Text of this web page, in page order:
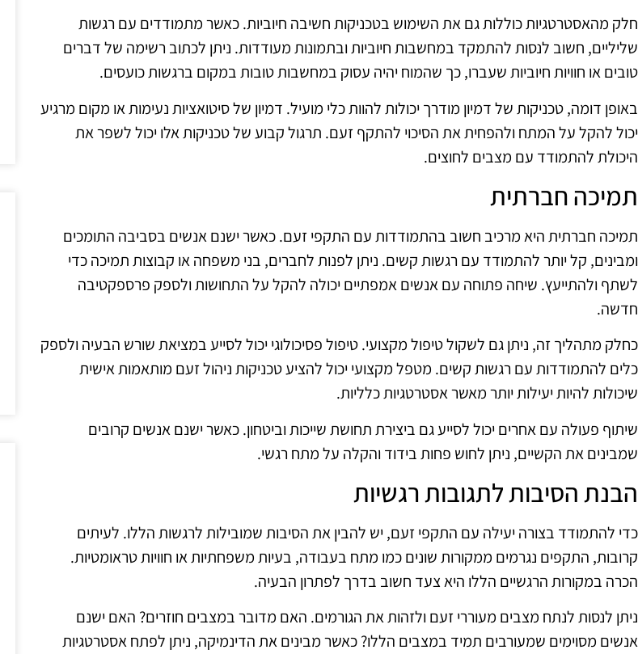
חלק מהאסטרטגיות כוללות גם את השימוש בטכניקות חשיבה חיוביות. כאשר מתמודדים עם רגשות
שליליים, חשוב לנסות להתמקד במחשבות חיוביות ובתמונות מעודדות. ניתן לכתוב רשימה של דברים
טובים או חוויות חיוביות שעברו, כך שהמוח יהיה עסוק במחשבות טובות במקום ברגשות כועסים.
באופן דומה, טכניקות של דמיון מודרך יכולות להוות כלי מועיל. דמיון של סיטואציות נעימות או מקום מרגיע
יכול להקל על המתח ולהפחית את הסיכוי להתקף זעם. תרגול קבוע של טכניקות אלו יכול לשפר את
היכולת להתמודד עם מצבים לחוצים.
תמיכה חברתית
תמיכה חברתית היא מרכיב חשוב בהתמודדות עם התקפי זעם. כאשר ישנם אנשים בסביבה התומכים
ומבינים, קל יותר להתמודד עם רגשות קשים. ניתן לפנות לחברים, בני משפחה או קבוצות תמיכה כדי
לשתף ולהתייעץ. שיחה פתוחה עם אנשים אמפתיים יכולה להקל על התחושות ולספק פרספקטיבה
חדשה.
כחלק מתהליך זה, ניתן גם לשקול טיפול מקצועי. טיפול פסיכולוגי יכול לסייע במציאת שורש הבעיה ולספק
כלים להתמודדות עם רגשות קשים. מטפל מקצועי יכול להציע טכניקות ניהול זעם מותאמות אישית
שיכולות להיות יעילות יותר מאשר אסטרטגיות כלליות.
שיתוף פעולה עם אחרים יכול לסייע גם ביצירת תחושת שייכות וביטחון. כאשר ישנם אנשים קרובים
שמבינים את הקשיים, ניתן לחוש פחות בידוד והקלה על מתח רגשי.
הבנת הסיבות לתגובות רגשיות
כדי להתמודד בצורה יעילה עם התקפי זעם, יש להבין את הסיבות שמובילות לרגשות הללו. לעיתים
קרובות, התקפים נגרמים ממקורות שונים כמו מתח בעבודה, בעיות משפחתיות או חוויות טראומטיות.
הכרה במקורות הרגשיים הללו היא צעד חשוב בדרך לפתרון הבעיה.
ניתן לנסות לנתח מצבים מעוררי זעם ולזהות את הגורמים. האם מדובר במצבים חוזרים? האם ישנם
אנשים מסוימים שמעורבים תמיד במצבים הללו? כאשר מבינים את הדינמיקה, ניתן לפתח אסטרטגיות